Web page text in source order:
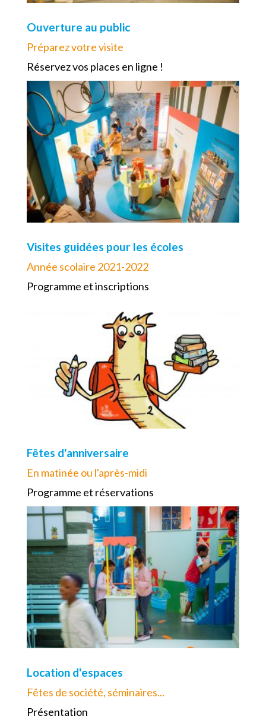
Ouverture au public
Préparez votre visite
Réservez vos places en ligne !
Visites guidées pour les écoles
Année scolaire 2021-2022
Programme et inscriptions
Fêtes d'anniversaire
En matinée ou l'après-midi
Programme et réservations
Location d'espaces
Fêtes de société, séminaires...
Présentation